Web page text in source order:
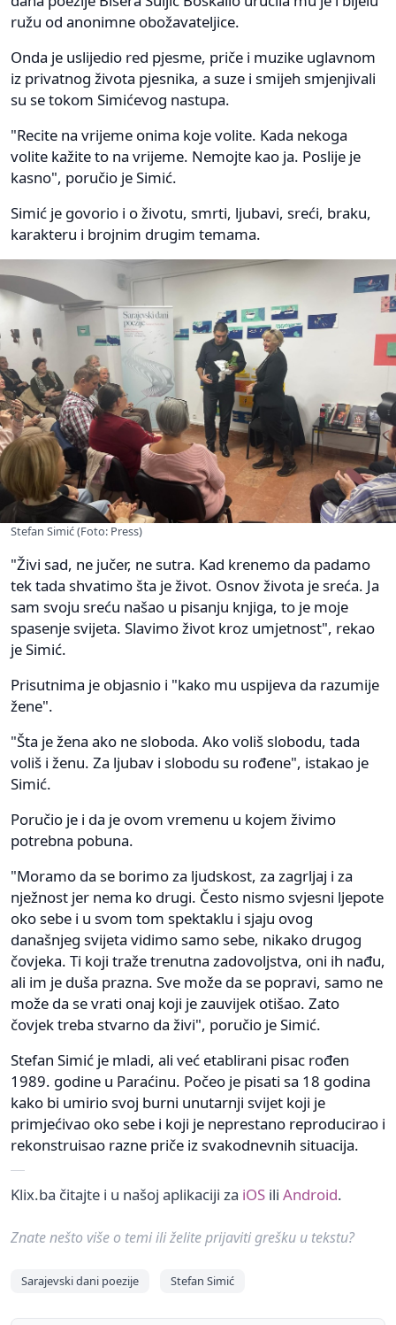
ružu od anonimne obožavateljice.
Onda je uslijedio red pjesme, priče i muzike uglavnom
iz privatnog života pjesnika, a suze i smijeh smjenjivali
su se tokom Simićevog nastupa.
"Recite na vrijeme onima koje volite. Kada nekoga
volite kažite to na vrijeme. Nemojte kao ja. Poslije je
kasno", poručio je Simić.
Simić je govorio i o životu, smrti, ljubavi, sreći, braku,
karakteru i brojnim drugim temama.
Stefan Simić (Foto: Press)
"Živi sad, ne jučer, ne sutra. Kad krenemo da padamo
tek tada shvatimo šta je život. Osnov života je sreća. Ja
sam svoju sreću našao u pisanju knjiga, to je moje
spasenje svijeta. Slavimo život kroz umjetnost", rekao
je Simić.
Prisutnima je objasnio i "kako mu uspijeva da razumije
žene".
"Šta je žena ako ne sloboda. Ako voliš slobodu, tada
voliš i ženu. Za ljubav i slobodu su rođene", istakao je
Simić.
Poručio je i da je ovom vremenu u kojem živimo
potrebna pobuna.
"Moramo da se borimo za ljudskost, za zagrljaj i za
nježnost jer nema ko drugi. Često nismo svjesni ljepote
oko sebe i u svom tom spektaklu i sjaju ovog
današnjeg svijeta vidimo samo sebe, nikako drugog
čovjeka. Ti koji traže trenutna zadovoljstva, oni ih nađu,
ali im je duša prazna. Sve može da se popravi, samo ne
može da se vrati onaj koji je zauvijek otišao. Zato
čovjek treba stvarno da živi", poručio je Simić.
Stefan Simić je mladi, ali već etablirani pisac rođen
1989. godine u Paraćinu. Počeo je pisati sa 18 godina
kako bi umirio svoj burni unutarnji svijet koji je
primjećivao oko sebe i koji je neprestano reproducirao i
rekonstruisao razne priče iz svakodnevnih situacija.
Klix.ba čitajte i u našoj aplikaciji za iOS ili Android.
Znate nešto više o temi ili želite prijaviti grešku u tekstu?
Sarajevski dani poezije Stefan Simić